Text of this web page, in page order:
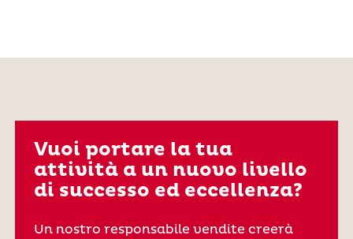
Vuoi portare la tua
attività a un nuovo livello
di successo ed eccellenza?
Un nostro responsabile vendite creerà